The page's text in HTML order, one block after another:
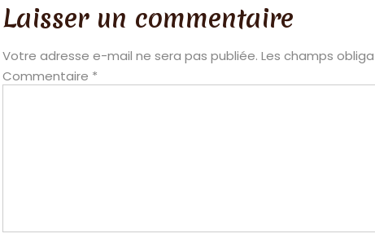
Laisser un commentaire
Votre adresse e-mail ne sera pas publiée. Les champs
Commentaire *